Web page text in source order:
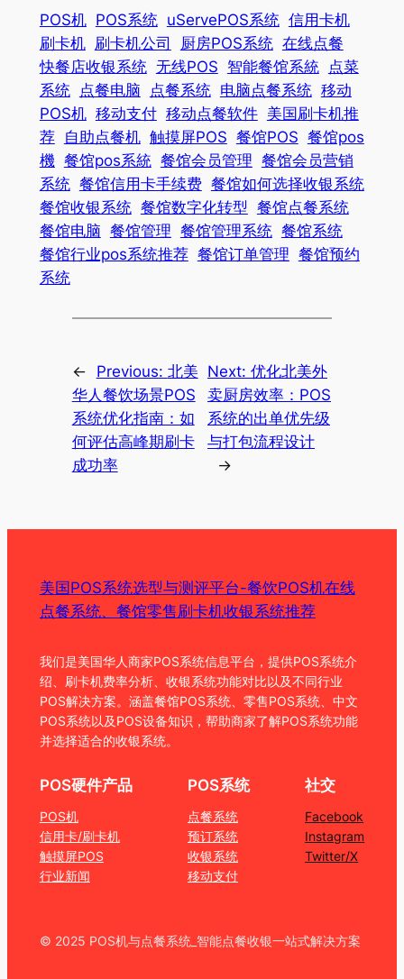
POS机 POS系统 uServePOS系统 信用卡机
刷卡机 刷卡机公司 厨房POS系统 在线点餐
快餐店收银系统 无线POS 智能餐馆系統
点菜
系统
点餐电脑 点餐系统 电脑点餐系统 移动
POS机 移动支付 移动点餐软件 美国刷卡机推
荐
自助点餐机 触摸屏POS 餐馆POS 餐馆pos
機 餐馆pos系統 餐馆会员管理 餐馆会员营销
系统 餐馆信用卡手续费 餐馆如何选择收银系统
餐馆收银系统 餐馆数字化转型 餐馆点餐系统
餐馆电脑 餐馆管理 餐馆管理系统 餐馆系统
餐馆行业pos系统推荐 餐馆订单管理 餐馆预约
系统
← Previous: 北美
华人餐饮场景POS
系统优化指南：如
何评估高峰期刷卡
成功率
Next:优化北美外
卖厨房效率：POS
系统的出单优先级
与打包流程设计
→
美国POS系统选型与测评平台-餐饮POS机在线
点餐系统、餐馆零售刷卡机收银系统推荐
我们是美国华人商家POS系统信息平台，提供POS系统介
绍、刷卡机费率分析、收银系统功能对比以及不同行业
POS解决方案。涵盖餐馆POS系统、零售POS系统、中文
POS系统以及POS设备知识，帮助商家了解POS系统功能
并选择适合的收银系统。
POS硬件产品
POS机
信用卡/刷卡机
触摸屏POS
行业新闻
POS系统
点餐系统
预订系统
收银系统
移动支付
社交
Facebook
Instagram
Twitter/X
© 2025 POS机与点餐系统_智能点餐收银一站式解决方案